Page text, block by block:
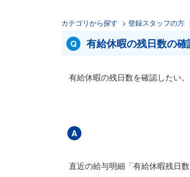
カテゴリから探す > 登録スタッフの方
有給休暇の残日数の
有給休暇の残日数を確認したい。
直近の給与明細「有給休暇残日